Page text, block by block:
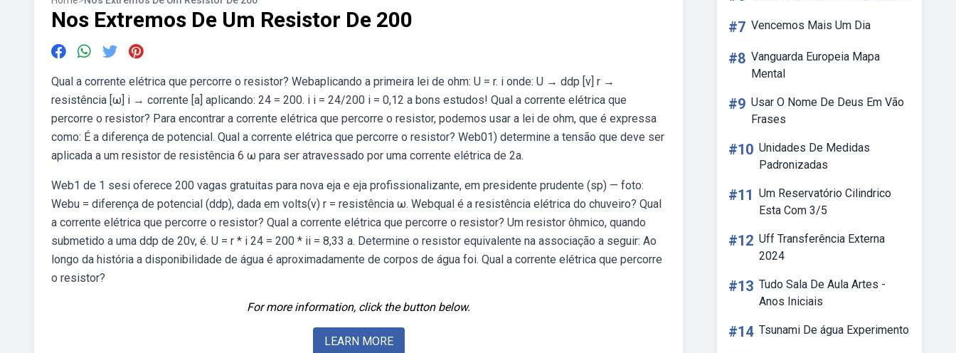
Nos Extremos De Um Resistor De 200
Qual a corrente elétrica que percorre o resistor? Webaplicando a primeira lei de ohm: U = r. i onde: U → ddp [v] r →
resistência [ω] i → corrente [a] aplicando: 24 = 200. i i = 24/200 i = 0,12 a bons estudos! Qual a corrente elétrica que
percorre o resistor? Para encontrar a corrente elétrica que percorre o resistor, podemos usar a lei de ohm, que é expressa
como: É a diferença de potencial. Qual a corrente elétrica que percorre o resistor? Web01) determine a tensão que deve ser
aplicada a um resistor de resistência 6 ω para ser atravessado por uma corrente elétrica de 2a.
Web1 de 1 sesi oferece 200 vagas gratuitas para nova eja e eja profissionalizante, em presidente prudente (sp) — foto:
Webu = diferença de potencial (ddp), dada em volts(v) r = resistência ω. Webqual é a resistência elétrica do chuveiro? Qual
a corrente elétrica que percorre o resistor? Qual a corrente elétrica que percorre o resistor? Um resistor ôhmico, quando
submetido a uma ddp de 20v, é. U = r * i 24 = 200 * ii = 8,33 a. Determine o resistor equivalente na associação a seguir: Ao
longo da história a disponibilidade de água é aproximadamente de corpos de água foi. Qual a corrente elétrica que percorre
o resistor?
For more information, click the button below.
LEARN MORE
#7 Vencemos Mais Um Dia
#8 Vanguarda Europeia Mapa
Mental
#9 Usar O Nome De Deus Em Vão
Frases
#10 Unidades De Medidas
Padronizadas
#11 Um Reservatório Cilindrico
Esta Com 3/5
#12 Uff Transferência Externa
2024
#13 Tudo Sala De Aula Artes -
Anos Iniciais
#14 Tsunami De água Experimento